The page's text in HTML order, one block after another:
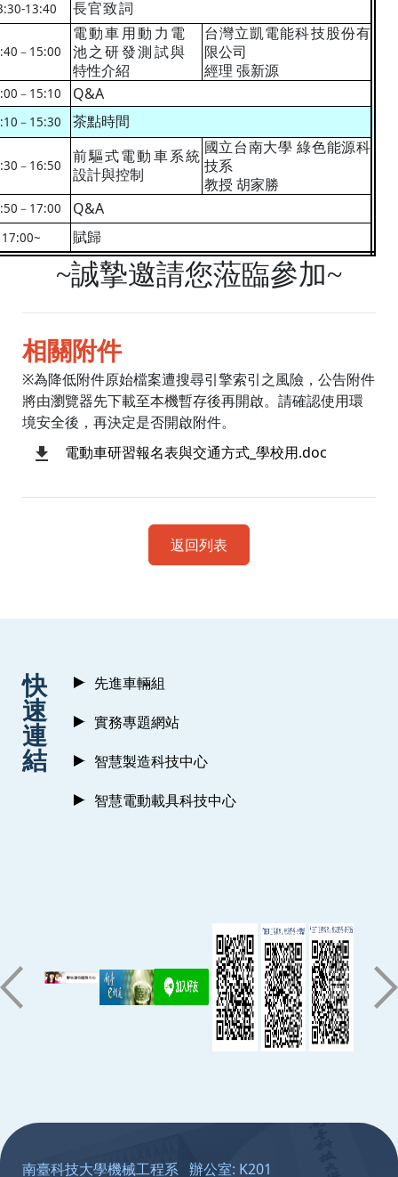
13:40 長官致詞
－ 15:00
電動車用動力電
池之研發測試與
特性介紹
台灣立凱電能科技股份有
限公司
經理 張新源
－ 15:10 Q&A
－ 15:30 茶點時間
－ 16:50
前驅式電動車系統
設計與控制
國立台南大學 綠色能源科
技系
教授 胡家勝
－ 17:00 Q&A
17:00~ 賦歸
~誠摯邀請您蒞臨參加~
相關附件
※為降低附件原始檔案遭搜尋引擎索引之風險，公告附件
將由瀏覽器先下載至本機暫存後再開啟。請確認使用環
境安全後，再決定是否開啟附件。
電動車研習報名表與交通方式_學校用.doc
返回列表
快
速
連
結
先進車輛組
實務專題網站
智慧製造科技中心
智慧電動載具科技中心
南臺科技大學機械工程系 辦公室: K201